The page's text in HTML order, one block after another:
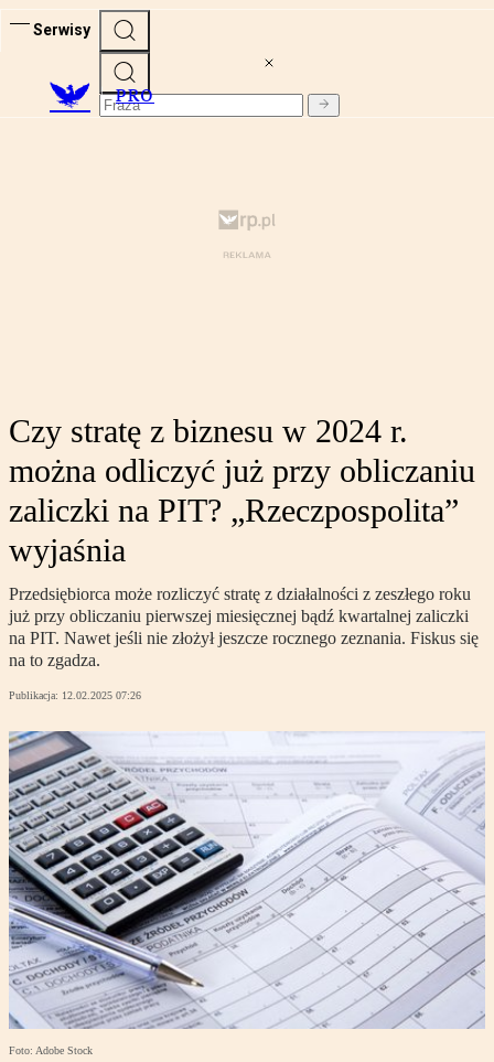
Serwisy
PRO
Czy stratę z biznesu w 2024 r.
można odliczyć już przy obliczaniu
zaliczki na PIT? „Rzeczpospolita”
wyjaśnia
Przedsiębiorca może rozliczyć stratę z działalności z zeszłego roku
już przy obliczaniu pierwszej miesięcznej bądź kwartalnej zaliczki
na PIT. Nawet jeśli nie złożył jeszcze rocznego zeznania. Fiskus się
na to zgadza.
Publikacja: 12.02.2025 07:26
Foto: Adobe Stock